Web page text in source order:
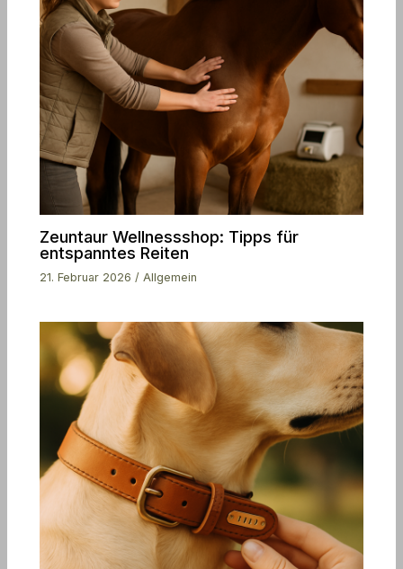
Zeuntaur Wellnessshop: Tipps für
entspanntes Reiten
21. Februar 2026 / Allgemein